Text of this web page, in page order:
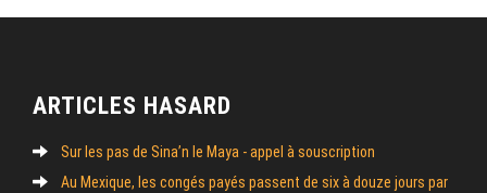
ARTICLES HASARD
Sur les pas de Sina’n le Maya - appel à souscription
Au Mexique, les congés payés passent de six à douze jours par